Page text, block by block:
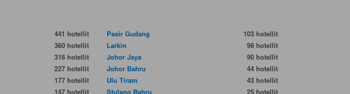
441 hotellit
360 hotellit
316 hotellit
227 hotellit
177 hotellit
147 hotellit
Pasir Gudang
103 hotellit
Larkin
98 hotellit
Johor Jaya
90 hotellit
Johor Bahru
44 hotellit
Ulu Tiram
43 hotellit
Stulang Bahru
25 hotellit